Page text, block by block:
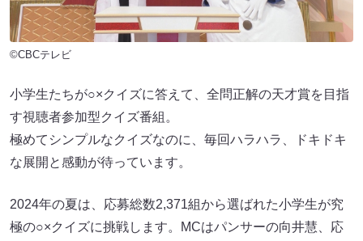
©CBCテレビ
小学生たちが○×クイズに答えて、全問正解の天才賞を目指
す視聴者参加型クイズ番組。
極めてシンプルなクイズなのに、毎回ハラハラ、ドキドキ
な展開と感動が待っています。
2024年の夏は、応募総数2,371組から選ばれた小学生が究
極の○×クイズに挑戦します。MCはパンサーの向井慧、応